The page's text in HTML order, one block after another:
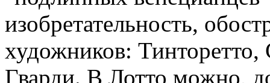
изобретательность,
художников:
Гварди. В Лотто можно,